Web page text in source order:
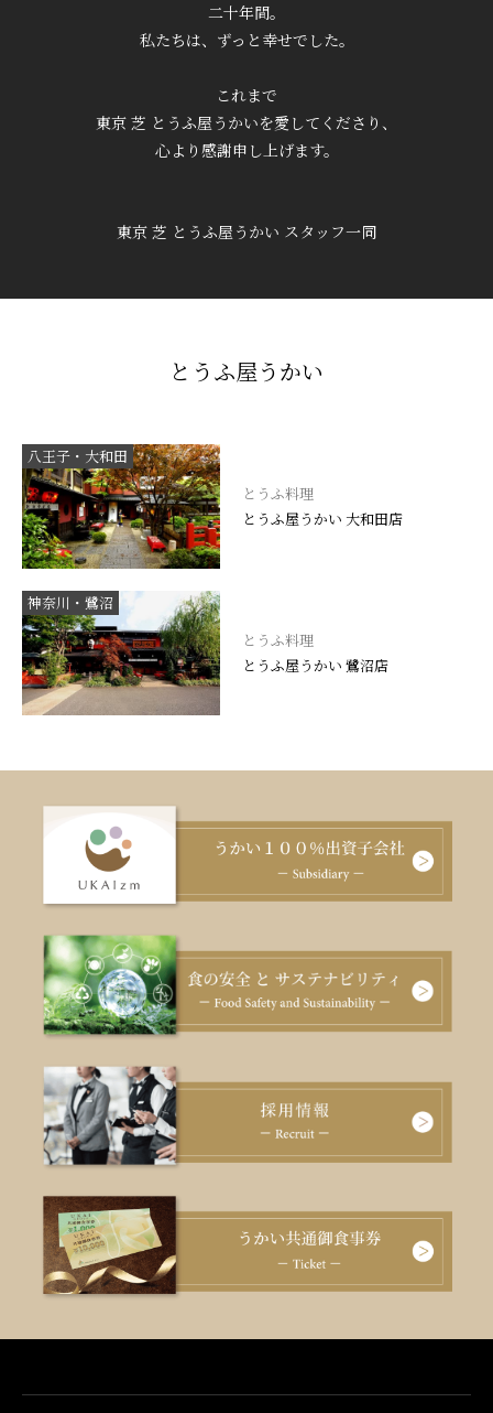
二十年間。
私たちは、ずっと幸せでした。
これまで
東京 芝 とうふ屋うかいを愛してくださり、
心より感謝申し上げます。
東京 芝 とうふ屋うかい スタッフ一同
とうふ屋うかい
八王子・大和田
とうふ料理
とうふ屋うかい 大和田店
神奈川・鷺沼
とうふ料理
とうふ屋うかい 鷺沼店